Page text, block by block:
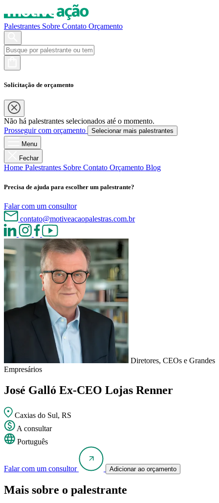
Palestrantes Sobre Contato Orçamento
Solicitação de orçamento
Não há palestrantes selecionados até o momento.
Prosseguir com orçamento
Selecionar mais palestrantes
Menu
Fechar
Home Palestrantes Sobre Contato Orçamento Blog
Precisa de ajuda para escolher um palestrante?
Falar com um consultor
contato@motiveacaopalestras.com.br
Diretores, CEOs e Grandes
Empresários
José Galló Ex-CEO Lojas Renner
Caxias do Sul, RS
A consultar
Português
Falar com um consultor Adicionar ao orçamento
Mais sobre o palestrante